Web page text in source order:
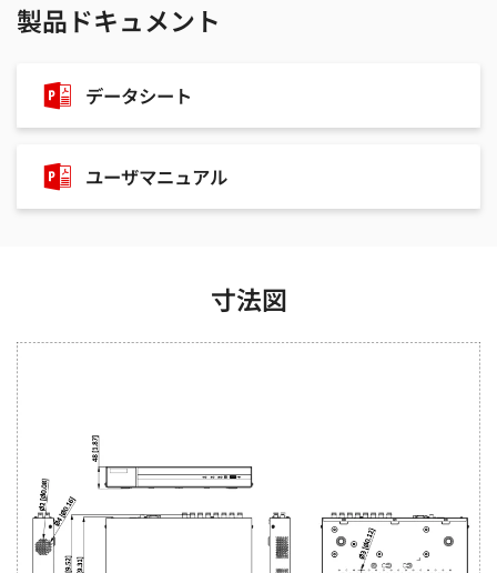
製品ドキュメント
データシート
ユーザマニュアル
寸法図